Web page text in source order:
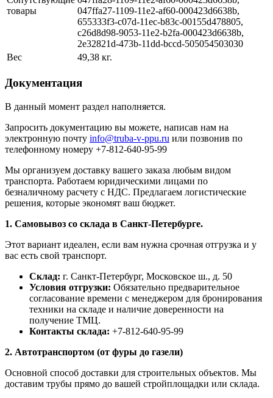
товары
047ffa27-1109-11e2-af60-000423d6638b,
655333f3-c07d-11ec-b83c-00155d478805,
c26d8d98-9053-11e2-b2fa-000423d6638b,
2e32821d-473b-11dd-bccd-505054503030
Вес
49,38 кг.
Документация
В данный момент раздел наполняется.
Запросить документацию вы можете, написав нам на
электронную почту info@truba-v-ppu.ru или позвонив по
телефонному номеру +7-812-640-95-99
Мы организуем доставку вашего заказа любым видом
транспорта. Работаем юридическими лицами по
безналичному расчету с НДС. Предлагаем логистические
решения, которые экономят ваш бюджет.
1. Самовывоз со склада в Санкт-Петербурге.
Этот вариант идеален, если вам нужна срочная отгрузка и у
вас есть свой транспорт.
Склад: г. Санкт-Петербург, Московское ш., д. 50
Условия отгрузки: Обязательно предварительное
согласование времени с менеджером для бронирования
техники на складе и наличие доверенности на
получение ТМЦ.
Контакты склада: +7-812-640-95-99
2. Автотранспортом (от фуры до газели)
Основной способ доставки для строительных объектов. Мы
доставим трубы прямо до вашей стройплощадки или склада.